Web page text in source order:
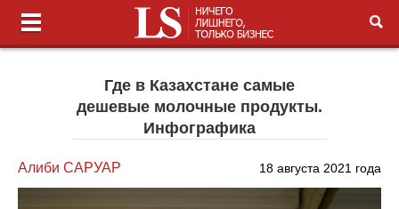
Где в Казахстане самые
дешевые молочные продукты.
Инфографика
Алиби САРУАР 18 августа 2021 года